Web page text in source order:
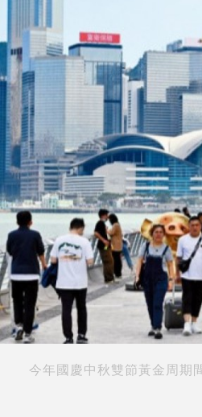
今年國慶中秋雙節黃金周期